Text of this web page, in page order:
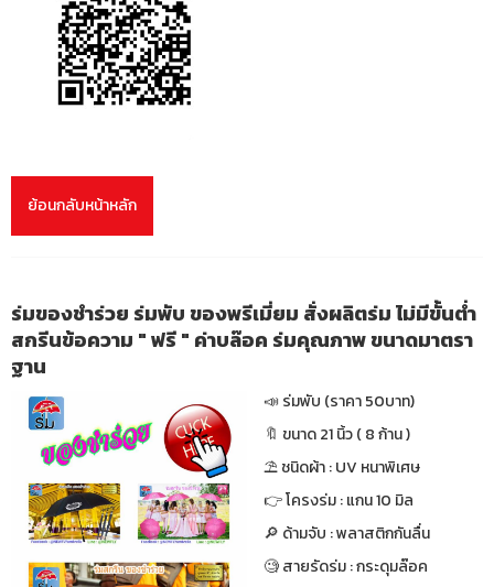
ย้อนกลับหน้าหลัก
ร่มของชำร่วย ร่มพับ ของพรีเมี่ยม สั่งผลิตร่ม ไม่มีขั้นต่ำ
สกรีนข้อความ " ฟรี " ค่าบล๊อค ร่มคุณภาพ ขนาดมาตรา
ฐาน
📣 ร่มพับ (ราคา 50บาท)
🔖 ขนาด 21 นิ้ว ( 8 ก้าน )
⛱ ชนิดผ้า : UV หนาพิเศษ
👉 โครงร่ม : แกน 10 มิล
🔎 ด้ามจับ : พลาสติกกันลื่น
🧐 สายรัดร่ม : กระดุมล๊อค